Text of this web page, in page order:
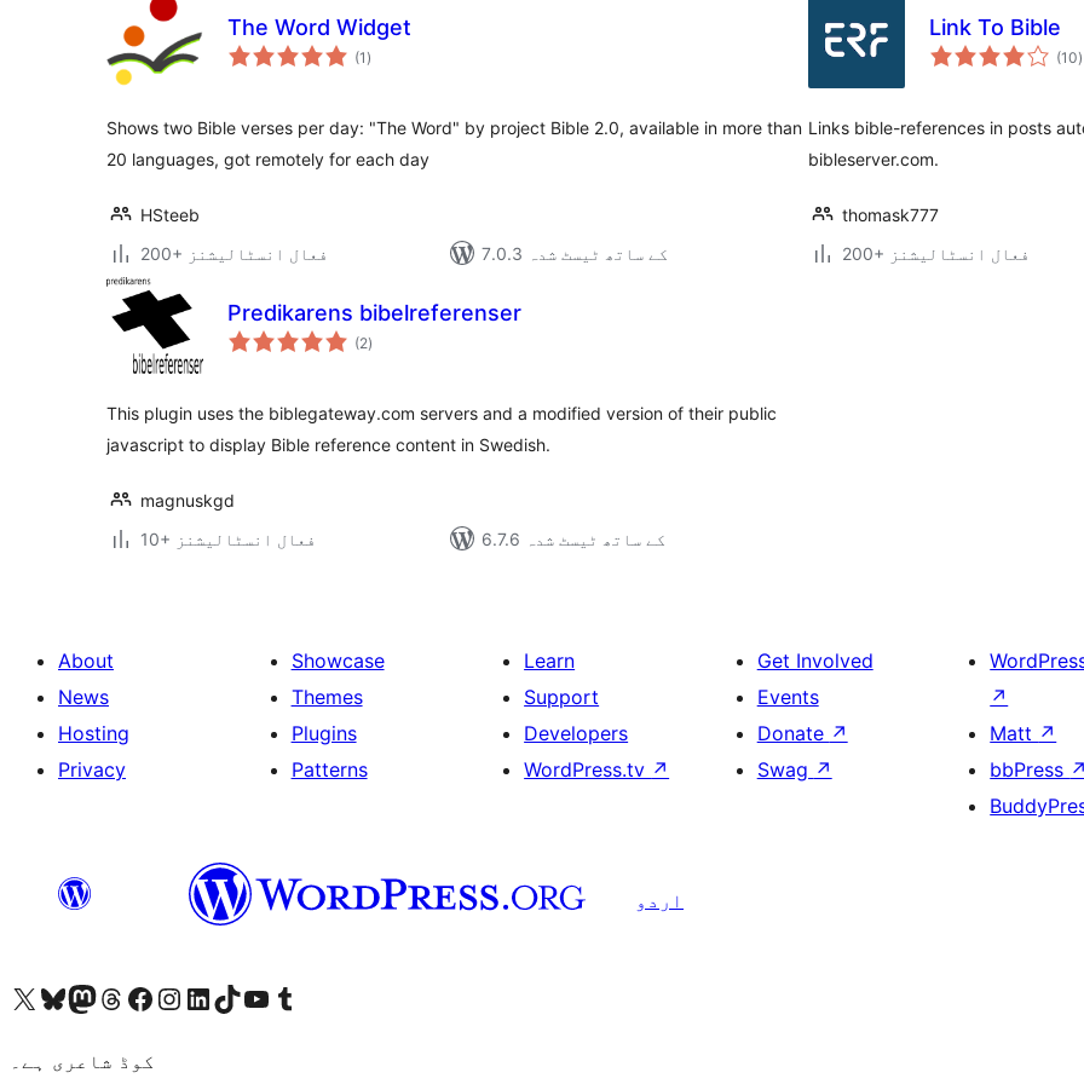
The Word Widget
(1 مجموعی
درجہ
)
Shows two Bible verses per day: "The Word" by project Bible 2.0, available in more than
20 languages, got remotely for each day
HSteeb
200+ فعال انسٹالیشنز
7.0.3 کے ساتھ ٹیسٹ شدہ
Link To Bible
(10)
Links bible-references in posts
bibleserver.com.
thomask777
200+ فعال انسٹالیشنز
Predikarens bibelreferenser
(2مجموعی
درجہ
)
This plugin uses the biblegateway.com servers and a modified version of their public
javascript to display Bible reference content in Swedish.
magnuskgd
10+ فعال انسٹالیشنز
6.7.6 کے ساتھ ٹیسٹ شدہ
About
News
Hosting
Privacy
Showcase
Themes
Plugins
Patterns
Learn
Support
Developers
WordPress.tv ↗
Get Involved
Events
Donate ↗
Swag ↗
↗
Matt ↗
bbPress ↗
اردو
Visit our X (formerly Twitter) account
ہمارے بلیواسکائی اکاؤنٹ پر جائیں
Visit our Mastodon account
ہمارے ٹھریڈز اکاؤنٹ پر جائیں
Visit our Facebook page
Visit our Instagram account
Visit our LinkedIn account
ہمارے ٹک ٹاک اکاؤنٹ پر جائیں
Visit our YouTube channel
ہمارے ٹمبلر اکاؤنٹ پر جائیں
کوڈ شاعری ہے۔